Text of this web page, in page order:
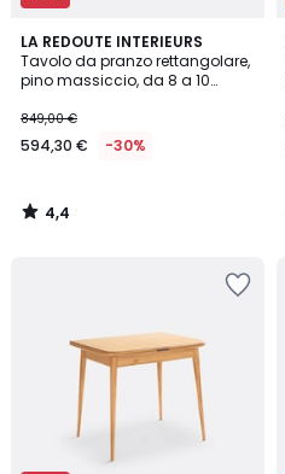
LA REDOUTE INTERIEURS
Tavolo da pranzo rettangolare,
pino massiccio, da 8 a 10
849,00 €
594,30 € -30%
4,4
/ 5
4,4
/